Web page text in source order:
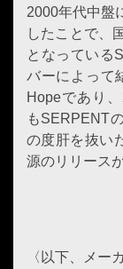
2000年代中盤
したことで、
となっている
バーによって
Hopeであり
もSERPENT
の度肝を抜い
源のリリース
〈以下、メー